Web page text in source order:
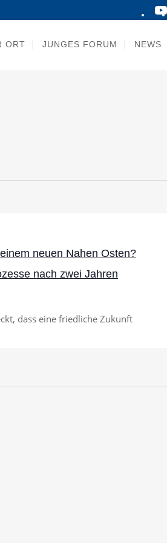
ORT JUNGES FORUM NEWS
neuen Nahen Osten?
nach zwei Jahren
dass eine friedliche Zukunft